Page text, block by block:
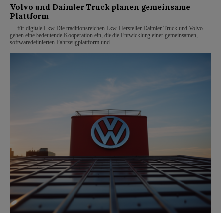
Volvo und Daimler Truck planen gemeinsame
Plattform
… für digitale Lkw Die traditionsreichen Lkw-Hersteller Daimler Truck und Volvo
gehen eine bedeutende Kooperation ein, die die Entwicklung einer gemeinsamen,
softwaredefinierten Fahrzeugplattform und